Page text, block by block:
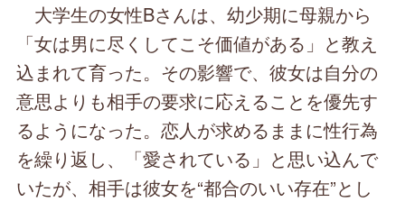
大学生の女性Bさんは、幼少期に母親から
「女は男に尽くしてこそ価値がある」と教え
込まれて育った。その影響で、彼女は自分の
意思よりも相手の要求に応えることを優先す
るようになった。恋人が求めるままに性行為
を繰り返し、「愛されている」と思い込んで
いたが、相手は彼女を“都合のいい存在”とし